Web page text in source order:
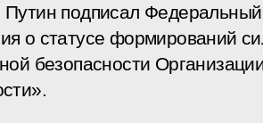
подписал
о статусе формирований
безопасности